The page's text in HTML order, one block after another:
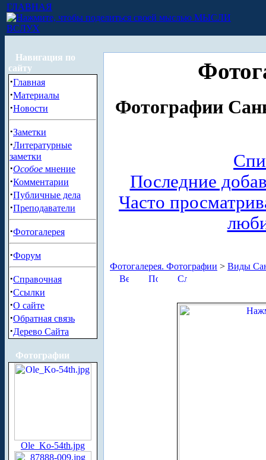
ГЛАВНАЯ
МЫСЛИ
ВСЛУХ
Навигация по
сайту
·Главная
·Материалы
·Новости
·Заметки
·Литературные
заметки
·Особое мнение
·Комментарии
·Публичные дела
·Преподаватели
·Фотогалерея
·Форум
·Справочная
·Ссылки
·О сайте
·Обратная связь
·Дерево Сайта
Фотографии
Ole_Ko-54th.jpg
Фотографии
Последние
Часто
Фотогалерея. Фотографии > Виды